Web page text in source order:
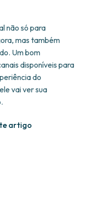
não só para
mas também
Um bom
disponíveis para
do
vai ver sua
artigo